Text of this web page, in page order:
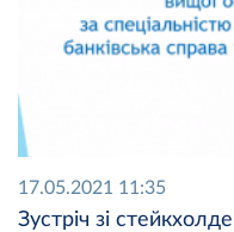
17.05.2021 11:35
Зустріч зі